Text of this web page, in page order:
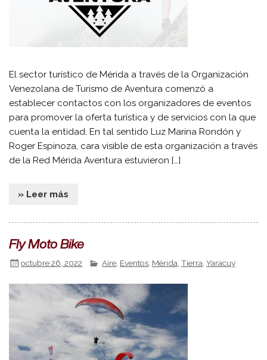
El sector turístico de Mérida a través de la Organización
Venezolana de Turismo de Aventura comenzó a
establecer contactos con los organizadores de eventos
para promover la oferta turística y de servicios con la que
cuenta la entidad. En tal sentido Luz Marina Rondón y
Roger Espinoza, cara visible de esta organización a través
de la Red Mérida Aventura estuvieron […]
» Leer más
Fly Moto Bike
octubre 26, 2022 Aire Eventos Mérida ,Tierra ,Yaracuy